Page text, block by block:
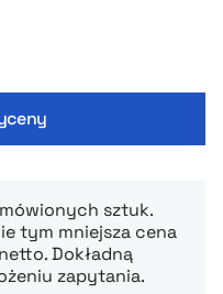
sztuk.
tym mniejsza cena
Dokładną
zapytania.